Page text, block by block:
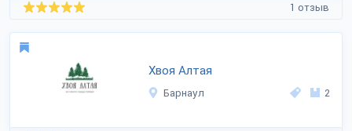
1 отзыв
Хвоя Алтая
Барнаул 2